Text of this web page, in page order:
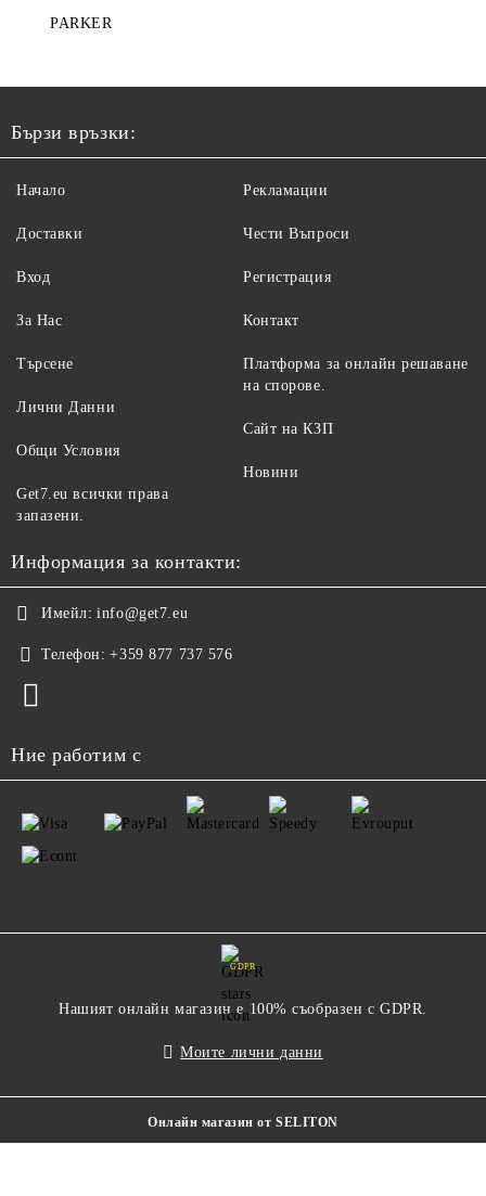
PARKER
Бързи връзки:
Начало
Доставки
Вход
За Нас
Рекламации
Чести Въпроси
Регистрация
Контакт
Търсене
Лични Данни
Общи Условия
Get7.eu всички права
запазени.
Платформа за онлайн решаване
на спорове.
Сайт на КЗП
Новини
Информация за контакти:
Имейл: info@get7.eu
Телефон: +359 877 737 576
Ние работим с
GDPR
Нашият онлайн магазин е 100% съобразен с GDPR.
Моите лични данни
Онлайн магазин от SELITON